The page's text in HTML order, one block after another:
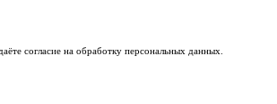
согласие на обработку персональных данных.